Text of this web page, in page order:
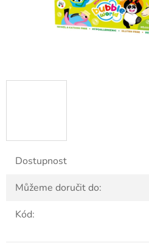
Dostupnost
Můžeme doručit do:
Kód: